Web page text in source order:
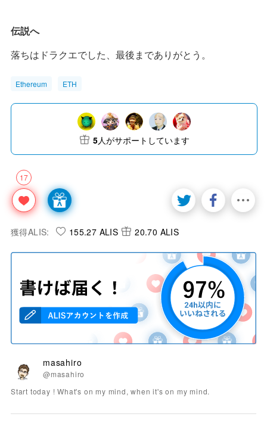
伝説へ
落ちはドラクエでした、最後までありがとう。
Ethereum ETH
17
5人がサポートしています
獲得ALIS: 155.27 ALIS 20.70 ALIS
masahiro
@masahiro
Start today ! What's on my mind, when it's on my mind.